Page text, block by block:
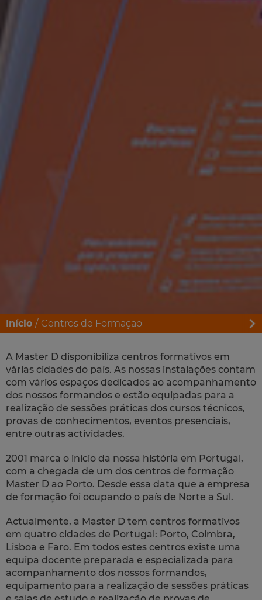
Início Centros de Formaçao
A Master D disponibiliza centros formativos em
várias cidades do país. As nossas instalações contam
com vários espaços dedicados ao acompanhamento
dos nossos formandos e estão equipadas para a
realização de sessões práticas dos cursos técnicos,
provas de conhecimentos, eventos presenciais,
entre outras actividades.
2001 marca o início da nossa história em Portugal,
com a chegada de um dos centros de formação
Master D ao Porto. Desde essa data que a empresa
de formação foi ocupando o país de Norte a Sul.
Actualmente, a Master D tem centros formativos
em quatro cidades de Portugal: Porto, Coimbra,
Lisboa e Faro. Em todos estes centros existe uma
equipa docente preparada e especializada para
acompanhamento dos nossos formandos,
equipamento para a realização de sessões práticas